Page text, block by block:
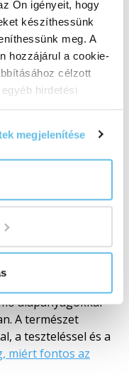
Ön igényeit, hogy
készíthessünk
meg. A
hozzájárul a cookie-
célzott
hirdetési
megjelenítése
gondosan
követjük az
összetevő
alapanyagokkal
A természet
a teszteléssel és a
miért fontos az